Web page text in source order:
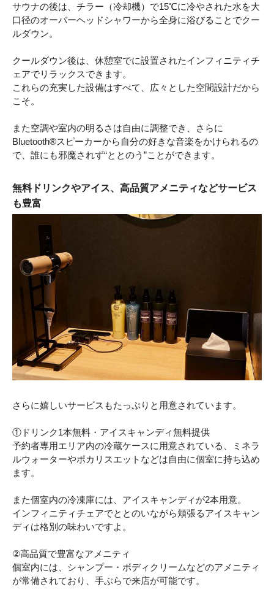
サウナの後は、チラー（冷却機）で15℃に冷やされた水を大
口径のオーバーヘッドシャワーから全身に浴びることでクー
ルダウン。
クールダウン後は、休憩室でに設置されたインフィニティチ
ェアでリラックスできます。
これらの充実した設備はすべて、広々とした空間設計だから
こそ。
また空調や室内の明るさは自由に調整でき、さらに
Bluetooth®スピーカーから自分の好きな音楽をかけられるの
で、誰にも邪魔されず“ととのう”ことができます。
無料ドリンクやアイス、高品質アメニティなどサービス
も豊富
さらに嬉しいサービスもたっぷりと用意されています。
①ドリンク1本無料・アイスキャンディ無料提供
予約者専用エリア内の冷蔵ケースに用意されている、ミネラ
ルウォーターやポカリスエットなどは自由に個室に持ち込め
ます。
また個室内の冷凍庫には、アイスキャンディが2本用意。
インフィニティチェアでととのいながら頬張るアイスキャン
ディは格別の味わいですよ。
②高品質で豊富なアメニティ
個室内には、シャンプー・ボディクリームなどのアメニティ
が常備されており、手ぶらで来店が可能です。